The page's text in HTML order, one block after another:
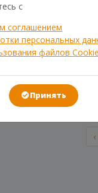
на
2023-04-
для вас
‹
с
соглашением
персональных
файлов Cookie
Принять